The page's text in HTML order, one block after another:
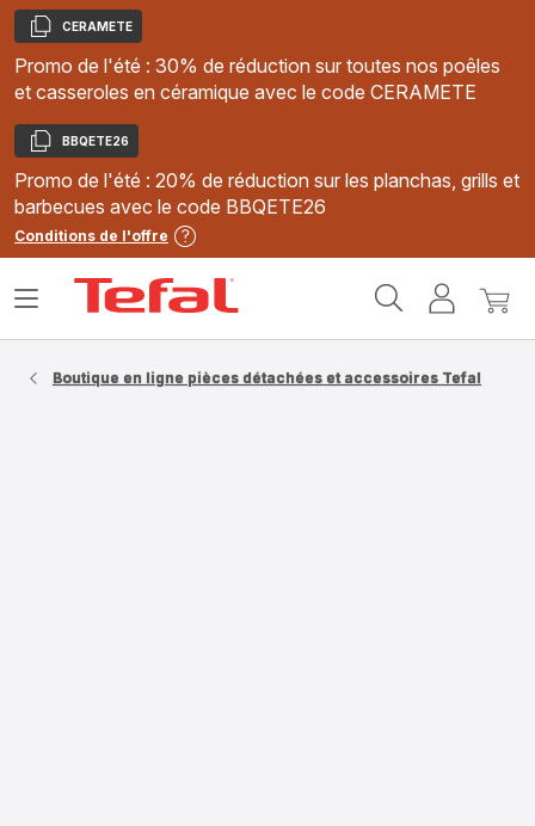
Copier
CERAMETE
Promo de l'été : 30% de réduction sur toutes nos poêles
et casseroles en céramique avec le code CERAMETE
Copier
BBQETE26
Promo de l'été : 20% de réduction sur les planchas, grills et
barbecues avec le code BBQETE26
Conditions de l'offre
MonMon
Ouvrir
Boutique en ligne pièces détachées et accessoires Tefal